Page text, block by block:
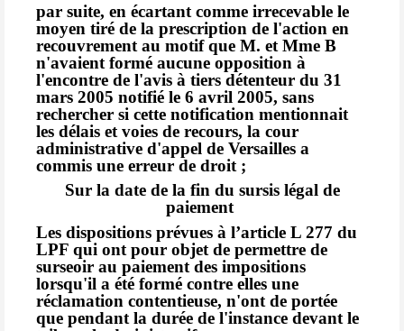
par suite, en écartant comme irrecevable le
moyen tiré de la prescription de l'action en
recouvrement au motif que M. et Mme B
n'avaient formé aucune opposition à
l'encontre de l'avis à tiers détenteur du 31
mars 2005 notifié le 6 avril 2005, sans
rechercher si cette notification mentionnait
les délais et voies de recours, la cour
administrative d'appel de Versailles a
commis une erreur de droit ;
Sur la date de la fin du sursis légal de
paiement
Les dispositions prévues à l’article L 277 du
LPF qui ont pour objet de permettre de
surseoir au paiement des impositions
lorsqu'il a été formé contre elles une
réclamation contentieuse, n'ont de portée
que pendant la durée de l'instance devant le